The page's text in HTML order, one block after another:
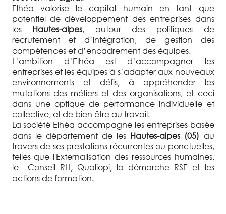
Elhéa valorise le capital humain en tant que
potentiel de développement des entreprises dans
les Hautes-alpes, autour des politiques de
recrutement et d’intégration, de gestion des
compétences et d’encadrement des équipes.
L’ambition d’Elhéa est d’accompagner les
entreprises et les équipes à s’adapter aux nouveaux
environnements et défis, à appréhender les
mutations des métiers et des organisations, et ceci
dans une optique de performance individuelle et
collective, et de bien être au travail.
La société Elhéa accompagne les entreprises basée
dans le département de les Hautes-alpes (05) au
travers de ses prestations récurrentes ou ponctuelles,
telles que l'Externalisation des ressources humaines,
le Conseil RH, Qualiopi, la démarche RSE et les
actions de formation.